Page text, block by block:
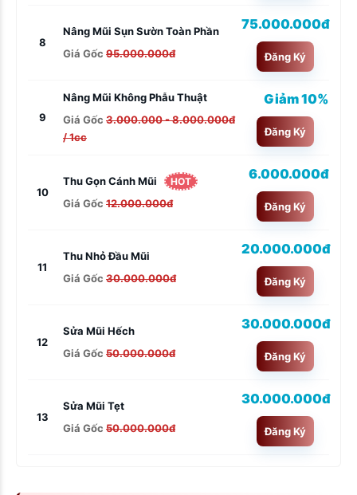
8
Nâng Mũi Sụn Sườn Toàn Phần
Giá Gốc 95.000.000đ
75.000.000đ
Đăng Ký
9
Nâng Mũi Không Phẫu Thuật
Giá Gốc 3.000.000 - 8.000.000đ
/ 1cc
Giảm 10%
Đăng Ký
10
Thu Gọn Cánh Mũi HOT
Giá Gốc 12.000.000đ
6.000.000đ
Đăng Ký
11
Thu Nhỏ Đầu Mũi
Giá Gốc 30.000.000đ
20.000.000đ
Đăng Ký
12
Sửa Mũi Hếch
Giá Gốc 50.000.000đ
30.000.000đ
Đăng Ký
13
Sửa Mũi Tẹt
Giá Gốc 50.000.000đ
30.000.000đ
Đăng Ký